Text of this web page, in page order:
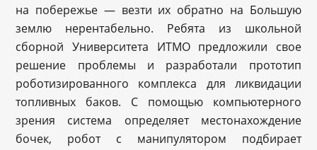
на побережье — везти их обратно на Большую
землю нерентабельно. Ребята из школьной
сборной Университета ИТМО предложили свое
решение проблемы и разработали прототип
роботизированного комплекса для ликвидации
топливных баков. С помощью компьютерного
зрения система определяет местонахождение
бочек, робот с манипулятором подбирает